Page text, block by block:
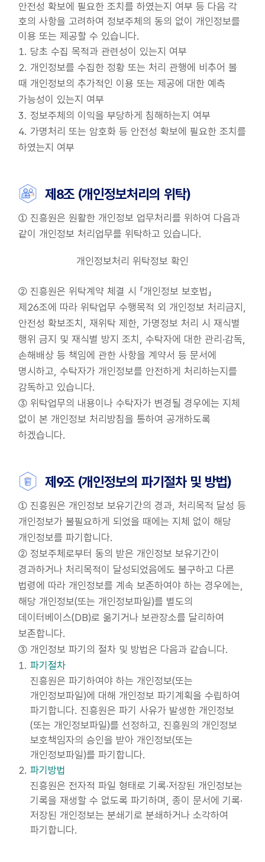
안전성 확보에 필요한 조치를 하였는지 여부 등 다음 각
호의 사항을 고려하여 정보주체의 동의 없이 개인정보를
이용 또는 제공할 수 있습니다.
1. 당초 수집 목적과 관련성이 있는지 여부
2. 개인정보를 수집한 정황 또는 처리 관행에 비추어 볼
때 개인정보의 추가적인 이용 또는 제공에 대한 예측
가능성이 있는지 여부
3. 정보주체의 이익을 부당하게 침해하는지 여부
4. 가명처리 또는 암호화 등 안전성 확보에 필요한 조치를
하였는지 여부
제8조 (개인정보처리의 위탁)
① 진흥원은 원활한 개인정보 업무처리를 위하여 다음과
같이 개인정보 처리업무를 위탁하고 있습니다.
개인정보처리 위탁정보 확인
② 진흥원은 위탁계약 체결 시 「개인정보 보호법」
제26조에 따라 위탁업무 수행목적 외 개인정보 처리금지,
안전성 확보조치, 재위탁 제한, 가명정보 처리 시 재식별
행위 금지 및 재식별 방지 조치, 수탁자에 대한 관리·감독,
손해배상 등 책임에 관한 사항을 계약서 등 문서에
명시하고, 수탁자가 개인정보를 안전하게 처리하는지를
감독하고 있습니다.
③ 위탁업무의 내용이나 수탁자가 변경될 경우에는 지체
없이 본 개인정보 처리방침을 통하여 공개하도록
하겠습니다.
제9조 (개인정보의 파기절차 및 방법)
① 진흥원은 개인정보 보유기간의 경과, 처리목적 달성 등
개인정보가 불필요하게 되었을 때에는 지체 없이 해당
개인정보를 파기합니다.
② 정보주체로부터 동의 받은 개인정보 보유기간이
경과하거나 처리목적이 달성되었음에도 불구하고 다른
법령에 따라 개인정보를 계속 보존하여야 하는 경우에는,
해당 개인정보(또는 개인정보파일)를 별도의
데이터베이스(DB)로 옮기거나 보관장소를 달리하여
보존합니다.
③ 개인정보 파기의 절차 및 방법은 다음과 같습니다.
파기절차
진흥원은 파기하여야 하는 개인정보(또는
개인정보파일)에 대해 개인정보 파기계획을 수립하여
파기합니다. 진흥원은 파기 사유가 발생한 개인정보
(또는 개인정보파일)를 선정하고, 진흥원의 개인정보
보호책임자의 승인을 받아 개인정보(또는
개인정보파일)를 파기합니다.
파기방법
진흥원은 전자적 파일 형태로 기록·저장된 개인정보는
기록을 재생할 수 없도록 파기하며, 종이 문서에 기록·
저장된 개인정보는 분쇄기로 분쇄하거나 소각하여
파기합니다.